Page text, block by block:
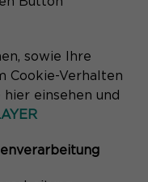
sowie Ihre
Cookie-Verhalten
einsehen und